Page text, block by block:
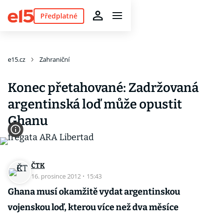
Předplatné
e15.cz Zahraniční
Konec přetahované: Zadržovaná
argentinská loď může opustit
Ghanu
ČTK
16. prosince 2012 · 15:43
Ghana musí okamžitě vydat argentinskou
vojenskou loď, kterou více než dva měsíce